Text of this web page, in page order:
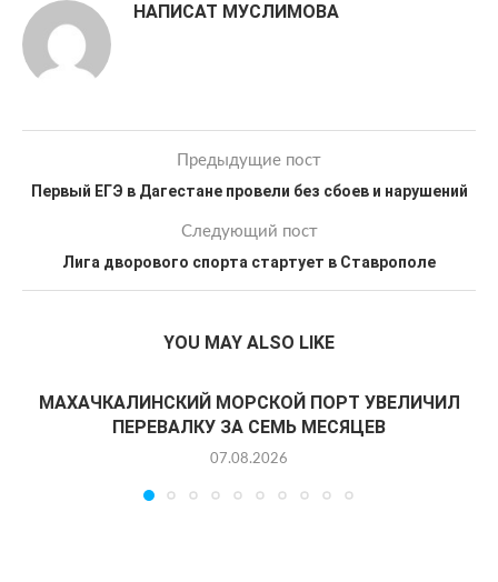
НАПИСАТ МУСЛИМОВА
Предыдущие пост
Первый ЕГЭ в Дагестане провели без сбоев и нарушений
Следующий пост
Лига дворового спорта стартует в Ставрополе
YOU MAY ALSO LIKE
МАХАЧКАЛИНСКИЙ МОРСКОЙ ПОРТ УВЕЛИЧИЛ
ПЕРЕВАЛКУ ЗА СЕМЬ МЕСЯЦЕВ
07.08.2026